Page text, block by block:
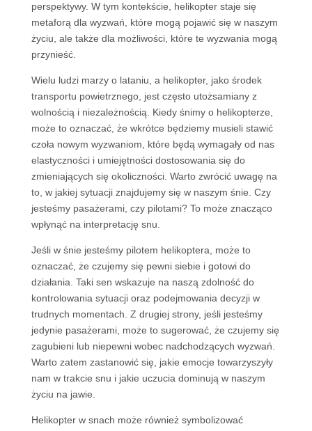
perspektywy. W tym kontekście, helikopter staje się
metaforą dla wyzwań, które mogą pojawić się w naszym
życiu, ale także dla możliwości, które te wyzwania mogą
przynieść.
Wielu ludzi marzy o lataniu, a helikopter, jako środek
transportu powietrznego, jest często utożsamiany z
wolnością i niezależnością. Kiedy śnimy o helikopterze,
może to oznaczać, że wkrótce będziemy musieli stawić
czoła nowym wyzwaniom, które będą wymagały od nas
elastyczności i umiejętności dostosowania się do
zmieniających się okoliczności. Warto zwrócić uwagę na
to, w jakiej sytuacji znajdujemy się w naszym śnie. Czy
jesteśmy pasażerami, czy pilotami? To może znacząco
wpłynąć na interpretację snu.
Jeśli w śnie jesteśmy pilotem helikoptera, może to
oznaczać, że czujemy się pewni siebie i gotowi do
działania. Taki sen wskazuje na naszą zdolność do
kontrolowania sytuacji oraz podejmowania decyzji w
trudnych momentach. Z drugiej strony, jeśli jesteśmy
jedynie pasażerami, może to sugerować, że czujemy się
zagubieni lub niepewni wobec nadchodzących wyzwań.
Warto zatem zastanowić się, jakie emocje towarzyszyły
nam w trakcie snu i jakie uczucia dominują w naszym
życiu na jawie.
Helikopter w snach może również symbolizować